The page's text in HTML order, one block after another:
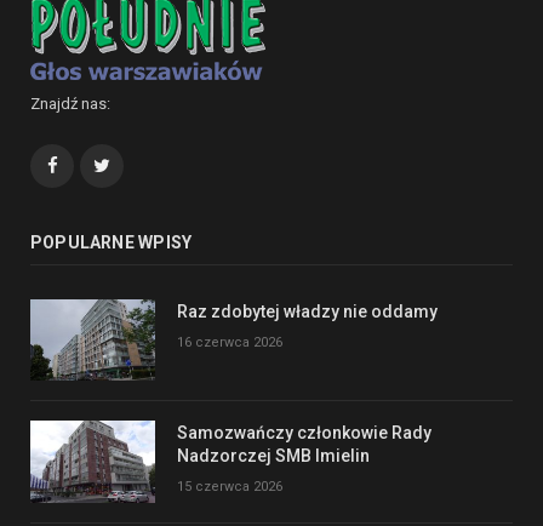
Znajdź nas:
Facebook
POPULARNE WPISY
Raz zdobytej władzy nie oddamy
16 czerwca 2026
Samozwańczy członkowie Rady
Nadzorczej SMB Imielin
15 czerwca 2026